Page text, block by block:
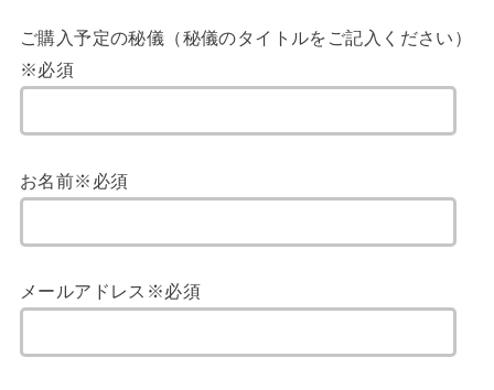
ご購入予定の秘儀（秘儀のタイトルをご記入ください）
※必須
お名前※必須
メールアドレス※必須